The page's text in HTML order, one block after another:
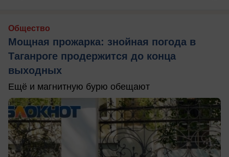
Общество
Мощная прожарка: знойная погода в
Таганроге продержится до конца
выходных
Ещё и магнитную бурю обещают